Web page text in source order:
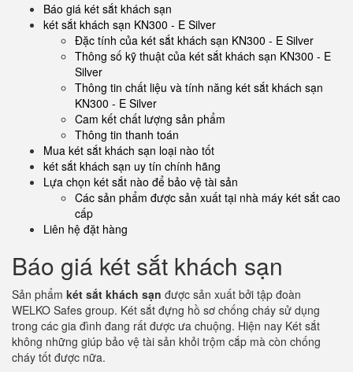
Báo giá két sắt khách sạn
két sắt khách sạn KN300 - E Silver
Đặc tính của két sắt khách sạn KN300 - E Silver
Thông số kỹ thuật của két sắt khách sạn KN300 - E
Silver
Thông tin chất liệu và tính năng két sắt khách sạn
KN300 - E Silver
Cam kết chất lượng sản phẩm
Thông tin thanh toán
Mua két sắt khách sạn loại nào tốt
két sắt khách sạn uy tín chính hãng
Lựa chọn két sắt nào để bảo vệ tài sản
Các sản phẩm được sản xuất tại nhà máy két sắt cao
cấp
Liên hệ đặt hàng
Báo giá két sắt khách sạn
Sản phẩm két sắt khách sạn được sản xuất bởi tập đoàn
WELKO Safes group. Két sắt đựng hồ sơ chống cháy sử dụng
trong các gia đình đang rất được ưa chuộng. Hiện nay Két sắt
không những giúp bảo vệ tài sản khỏi trộm cắp mà còn chống
cháy tốt được nữa.